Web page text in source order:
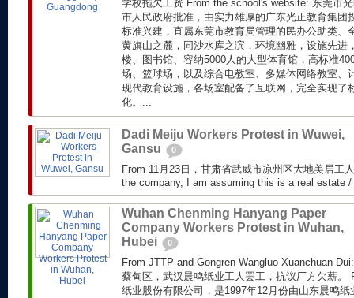
学校拖欠工资 From the school's website: 东莞市
市人民政府批准，由实力雄厚的广东光正教育集团
标准兴建，直属东莞市教育局管理的民办公助类、
黄旗山之麓，同沙水库之滨，环境幽雅，设施先进
楼、图书馆、容纳5000人的大型体育馆，高标准
场、篮球场，以及综合电教室、多媒体网络教室、
现代教育设施，各场室配备了互联网，完全实现了
化。...
Dadi Meiju Workers Protest in Wuwei,
Gansu
0
From 11月23日，甘肃省武威市凉州区大地美居工
the company, I am assuming this is a real estate
Wuhan Chenming Hanyang Paper
Company Workers Protest in Wuhan,
Hubei
0
From JTTP and Gongren Wangluo Xuanchuan
蔡甸区，武汉晨鸣纸业工人罢工，抗议厂方欠薪。
纸业股份有限公司，是1997年12月份由山东晨鸣